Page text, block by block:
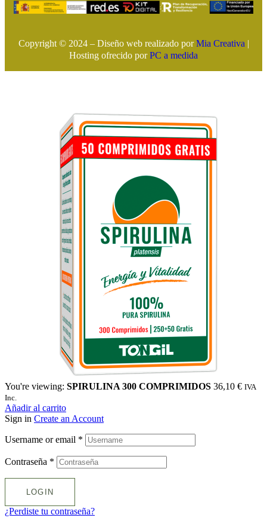
Copyright © 2024 – Diseño web realizado porMia Creativa |
Hosting ofrecido porPC a medida
You're viewing: SPIRULINA 300 COMPRIMIDOS 36,10 € IVA
Inc.
Añadir al carrito
Sign in Create an Account
Username or email *
Contraseña *
LOGIN
¿Perdiste tu contraseña?